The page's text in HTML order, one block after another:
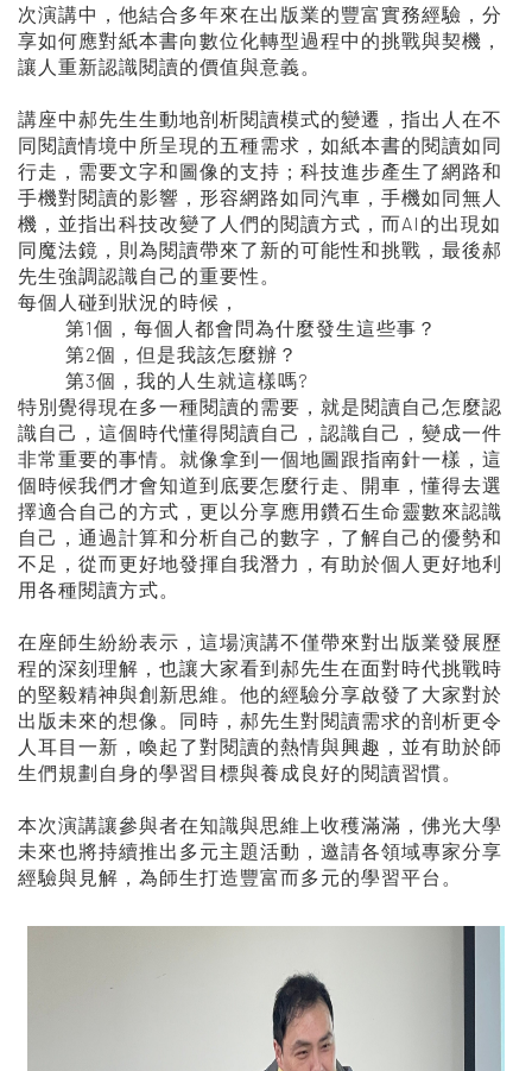
次演講中，他結合多年來在出版業的豐富實務經驗，分
享如何應對紙本書向數位化轉型過程中的挑戰與契機，
讓人重新認識閱讀的價值與意義。
講座中郝先生生動地剖析閱讀模式的變遷，指出人在不
同閱讀情境中所呈現的五種需求，如紙本書的閱讀如同
行走，需要文字和圖像的支持；科技進步產生了網路和
手機對閱讀的影響，形容網路如同汽車，手機如同無人
機，並指出科技改變了人們的閱讀方式，而AI的出現如
同魔法鏡，則為閱讀帶來了新的可能性和挑戰，最後郝
先生強調認識自己的重要性。
每個人碰到狀況的時候，
第1個，每個人都會問為什麼發生這些事？
第2個，但是我該怎麼辦？
第3個，我的人生就這樣嗎?
特別覺得現在多一種閱讀的需要，就是閱讀自己怎麼認
識自己，這個時代懂得閱讀自己，認識自己，變成一件
非常重要的事情。就像拿到一個地圖跟指南針一樣，這
個時候我們才會知道到底要怎麼行走、開車，懂得去選
擇適合自己的方式，更以分享應用鑽石生命靈數來認識
自己，通過計算和分析自己的數字，了解自己的優勢和
不足，從而更好地發揮自我潛力，有助於個人更好地利
用各種閱讀方式。
在座師生紛紛表示，這場演講不僅帶來對出版業發展歷
程的深刻理解，也讓大家看到郝先生在面對時代挑戰時
的堅毅精神與創新思維。他的經驗分享啟發了大家對於
出版未來的想像。同時，郝先生對閱讀需求的剖析更令
人耳目一新，喚起了對閱讀的熱情與興趣，並有助於師
生們規劃自身的學習目標與養成良好的閱讀習慣。
本次演講讓參與者在知識與思維上收穫滿滿，佛光大學
未來也將持續推出多元主題活動，邀請各領域專家分享
經驗與見解，為師生打造豐富而多元的學習平台。